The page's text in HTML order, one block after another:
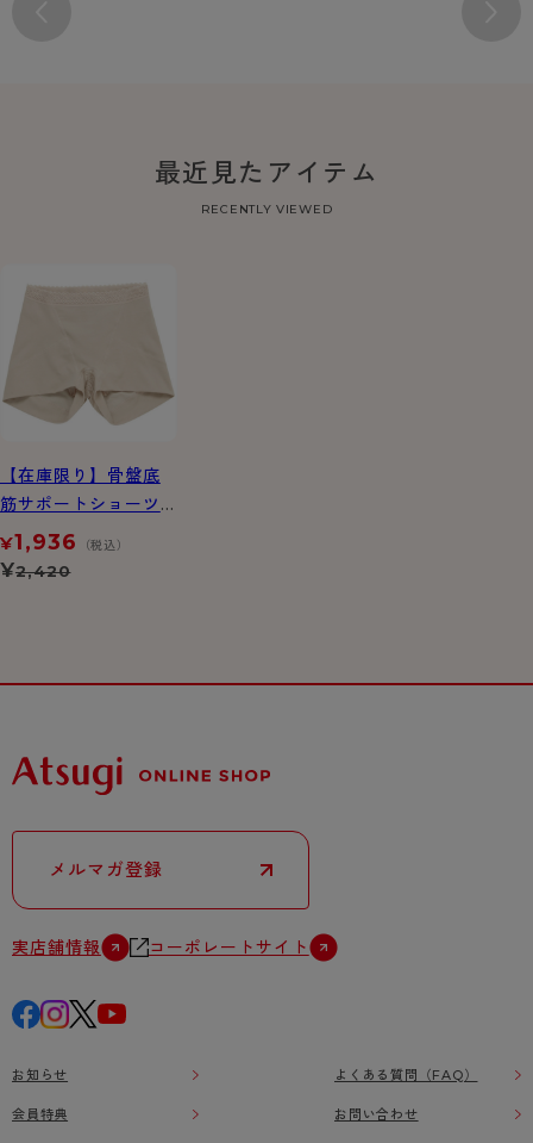
最近見たアイテム
RECENTLY VIEWED
【在庫限り】骨盤底
筋サポートショーツ
綿混 1分丈
¥1,936 （税込）
¥2,420
メルマガ登録
実店舗情報 コーポレートサイト
お知らせ
会員特典
よくある質問（FAQ）
お問い合わせ